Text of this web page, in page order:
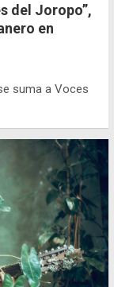
del Joropo”,
en
suma a Voces